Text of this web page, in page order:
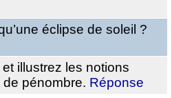
éclipse de soleil ?
illustrez les notions
de pénombre. Réponse